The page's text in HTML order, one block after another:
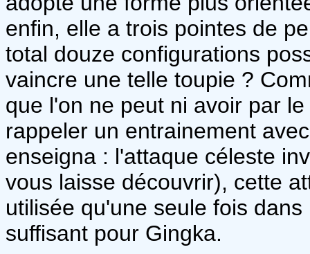
enfin, elle a trois pointes de
total douze configurations
vaincre une telle toupie ?
que l'on ne peut ni avoir par
rappeler un entrainement
enseigna : l'attaque céleste
vous laisse découvrir), cette
utilisée qu'une seule fois
suffisant pour Gingka.